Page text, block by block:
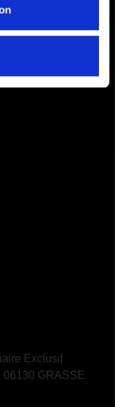
Exclusif
06130 GRASSE